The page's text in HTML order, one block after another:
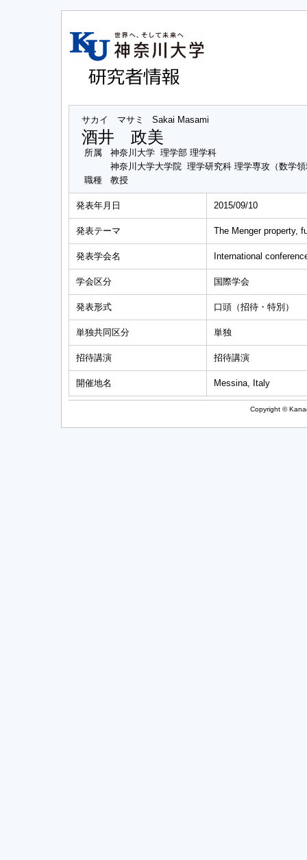
サカイ マサミ Sakai Masami
酒井 政美
所属
神奈川大学 理学部 理学科
神奈川大学大学院 理学研究科 理学専攻（数学
職種
教授
発表年月日 2015/09/10
発表テーマ The Menger property,
発表学会名 International
学会区分 国際学会
発表形式 口頭（招待・特別）
単独共同区分 単独
招待講演 招待講演
開催地名 Messina, Italy
Copyright ©